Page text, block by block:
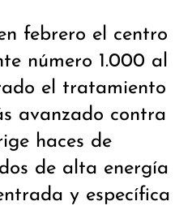
febrero el centro
número 1.000 al
el tratamiento
avanzado contra
haces de
de alta energía
y específica